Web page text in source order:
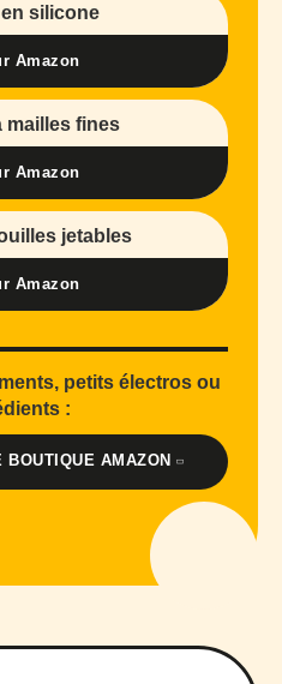
silicone
Amazon
mailles fines
Amazon
jetables
Amazon
petits électros ou
:
BOUTIQUE AMAZON